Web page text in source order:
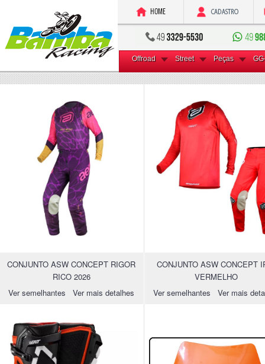
Offroad Street Peças
CONJUNTO ASW CONCEPT RIGOR
RICO 2026
Ver semelhantes
Ver mais detalhes
CONJUNTO ASW CONCEPT
VERMELHO
Ver semelhantes
Ver mais